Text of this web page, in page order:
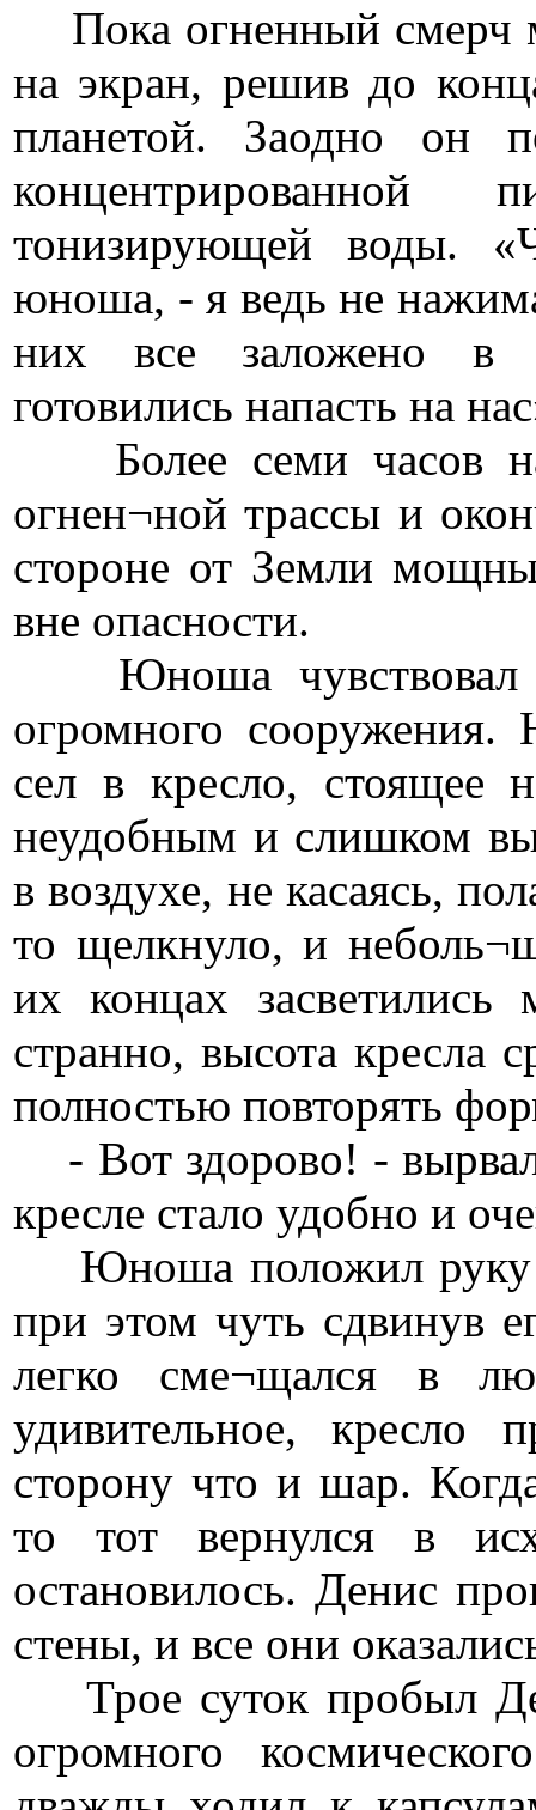
Пока огненный смерч
на экран, решив до
планетой. Заодно он
тонизирующей воды.
юноша, - я ведь не
них все заложено в
готовились напасть на
Более семи часов
огнен¬ной трассы и
стороне от Земли
вне опасности.
Юноша чувствовал
огромного сооружения.
сел в кресло, стоящее
неудобным и слишком
в воздухе, не касаясь,
то щелкнуло, и
их концах
странно, высота кресла
полностью повторять
- Вот здорово! -
кресле стало удобно и
Юноша положил руку
при этом чуть сдвинув
легко сме¬щался в
удивительное,
сторону что и шар.
то тот вернулся в
остановилось. Денис
стены, и все они
Трое суток пробыл
огромного